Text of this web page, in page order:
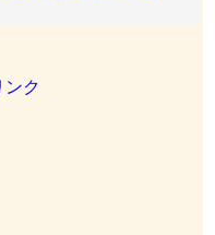
ンク